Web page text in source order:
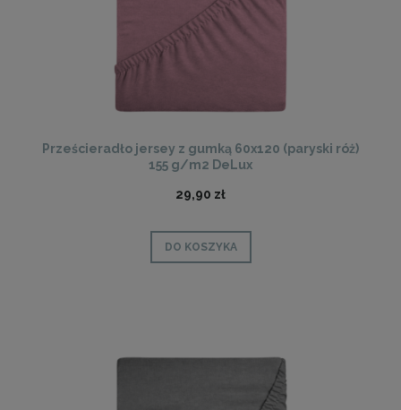
Prześcieradło jersey z gumką 60x120 (paryski róż)
155 g/m2 DeLux
29,90 zł
DO KOSZYKA